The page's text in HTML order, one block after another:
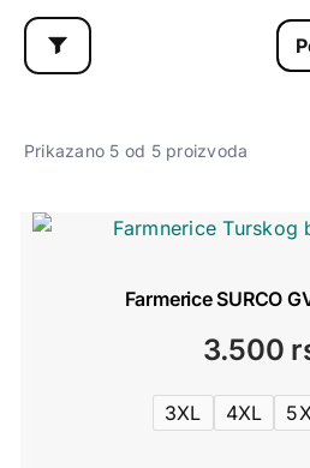
Prikazano 5 od 5 proizvoda
Farmerice SURCO
3.500
3XL 4XL